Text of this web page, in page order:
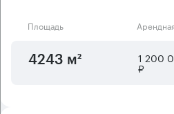
Площадь
4243 м² 1 200
₽